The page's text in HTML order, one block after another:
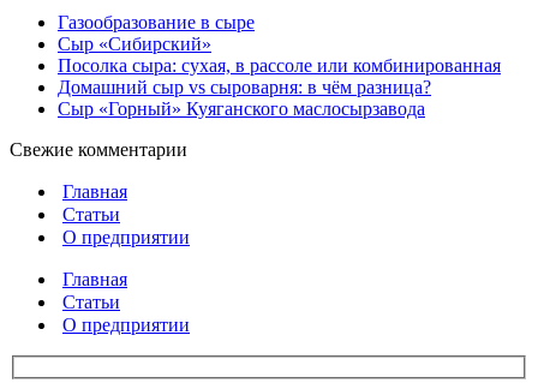
Газообразование в сыре
Сыр «Сибирский»
Посолка сыра: сухая, в рассоле или комбинированная
Домашний сыр vs сыроварня: в чём разница?
Сыр «Горный» Куяганского маслосырзавода
Свежие комментарии
Главная
Статьи
О предприятии
Главная
Статьи
О предприятии